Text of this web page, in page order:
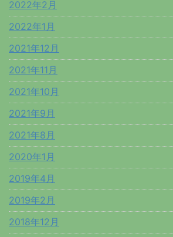
2022年2月
2022年1月
2021年12月
2021年11月
2021年10月
2021年9月
2021年8月
2020年1月
2019年4月
2019年2月
2018年12月